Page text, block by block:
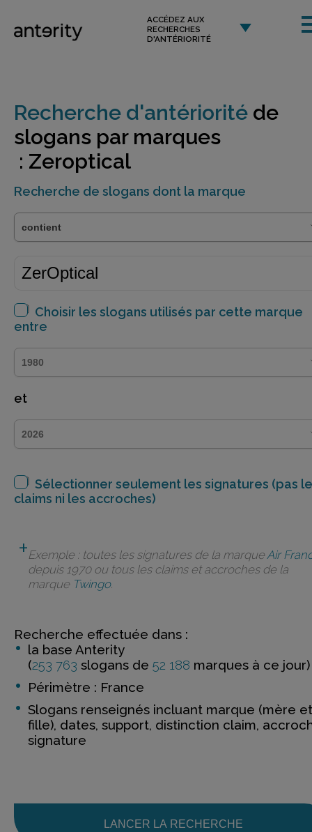
ACCÉDEZ AUX
RECHERCHES
D'ANTÉRIORITÉ
Recherche d'antériorité de
slogans par marques
: Zeroptical
Recherche de slogans dont la marque
Choisir les slogans utilisés par cette marque
entre
et
Sélectionner seulement les signatures (pas
claims ni les accroches)
Exemple : toutes les signatures de la marqueAir
depuis 1970 ou tous les claims et accroches de la
marque Twingo.
Recherche effectuée dans :
la base Anterity
(253 763 slogans de 52 188 marques à ce jour)
Périmètre : France
Slogans renseignés incluant marque (mère et
fille), dates, support, distinction claim,
signature
LANCER LA RECHERCHE